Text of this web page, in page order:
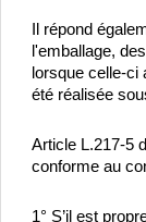
Il répond
l'emballage,
lorsque celle-ci
été réalisée
Article L.217-5
conforme au
1° S’il est